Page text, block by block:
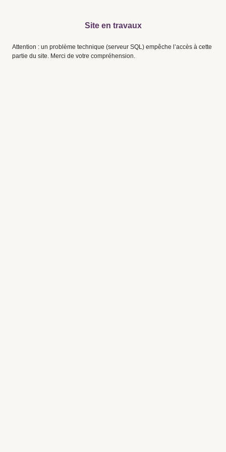
Site en travaux
Attention : un problème technique (serveur SQL) empêche l’accès à cette
partie du site. Merci de votre compréhension.